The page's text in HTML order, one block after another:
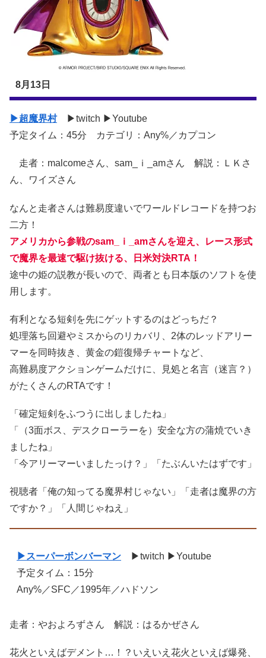
8月13日
▶超魔界村▶twitch ▶Youtube
予定タイム：45分 カテゴリ：Any%／カプコン
走者：malcomeさん、sam_ｉ_amさん 解説：ＬＫさ
ん、ワイズさん
なんと走者さんは難易度違いでワールドレコードを持つお
二方！
アメリカから参戦のsam_ｉ_amさんを迎え、レース形式
で魔界を最速で駆け抜ける、日米対決RTA！
途中の姫の説教が長いので、両者とも日本版のソフトを使
用します。
有利となる短剣を先にゲットするのはどっちだ？
処理落ち回避やミスからのリカバリ、2体のレッドアリー
マーを同時抜き、黄金の鎧復帰チャートなど、
高難易度アクションゲームだけに、見処と名言（迷言？）
がたくさんのRTAです！
「確定短剣をふつうに出しましたね」
「（3面ボス、デスクローラーを）安全な方の蒲焼でいき
ましたね」
「今アリーマーいましたっけ？」「たぶんいたはずです」
視聴者「俺の知ってる魔界村じゃない」「走者は魔界の方
ですか？」「人間じゃねえ」
▶スーパーボンバーマン ▶twitch ▶Youtube
予定タイム：15分
Any%／SFC／1995年／ハドソン
走者：やおよろずさん 解説：はるかぜさん
花火といえばデメント…！？いえいえ花火といえば爆発、